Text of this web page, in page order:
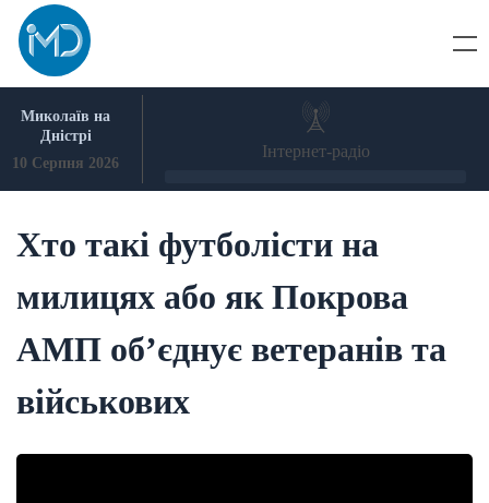
Skip
content
Миколаїв на
Дністрі
10 Серпня 2026
Інтернет-радіо
Хто такі футболісти на
милицях або як Покрова
АМП об’єднує ветеранів та
військових